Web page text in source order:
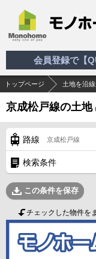
会員登録で【
トップページ 土地を沿
京成松戸線の土地 (
路線 京成松戸線
検索条件
この条件を保存
チェックした物件を